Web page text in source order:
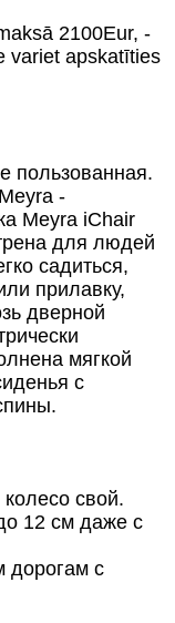
2100Eur, -
variet apskatīties
пользованная.
-
Meyra iChair
для людей
садиться,
прилавку,
дверной
мягкой
с
свой.
12 см даже с
дорогам с